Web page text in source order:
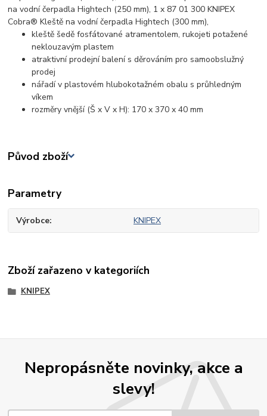
na vodní čerpadla Hightech (250 mm), 1 x 87 01 300 KNIPEX
Cobra® Kleště na vodní čerpadla Hightech (300 mm),
kleště šedě fosfátované atramentolem, rukojeti potažené
neklouzavým plastem
atraktivní prodejní balení s děrováním pro samoobslužný
prodej
nářadí v plastovém hlubokotažném obalu s průhledným
víkem
rozměry vnější (Š x V x H): 170 x 370 x 40 mm
Původ zboží
Parametry
Výrobce KNIPEX
Zboží zařazeno v kategoriích
KNIPEX
Nepropásněte novinky, akce a
slevy!